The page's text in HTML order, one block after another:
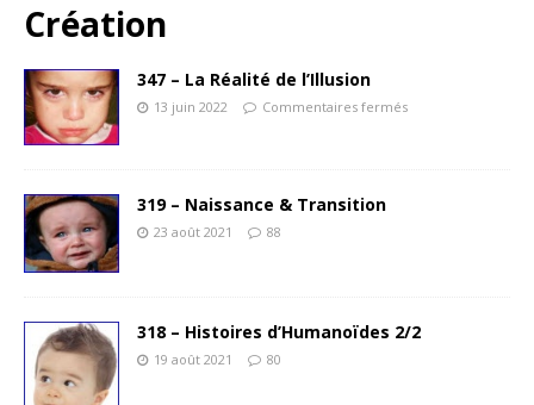
Création
347 – La Réalité de l’Illusion
13 juin 2022 Commentaires fermés
319 – Naissance & Transition
23 août 2021 88
318 – Histoires d’Humanoïdes 2/2
19 août 2021 80